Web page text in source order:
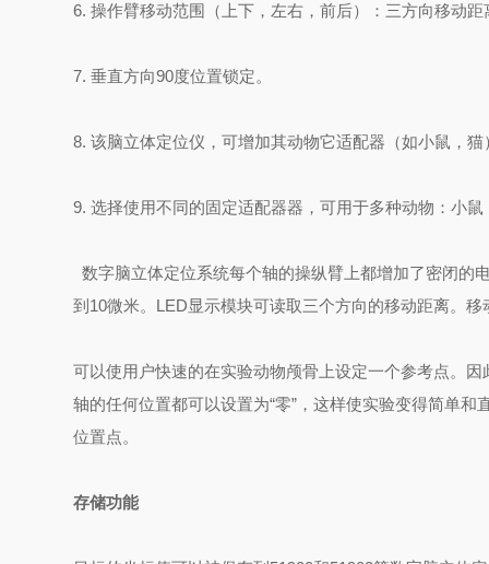
6. 操作臂移动范围（上下，左右，前后）：三方向移动距
7. 垂直方向90度位置锁定。
8. 该脑立体定位仪，可增加其动物它适配器（如小鼠，
9. 选择使用不同的固定适配器器，可用于多种动物：小
数字脑立体定位系统每个轴的操纵臂上都增加了密闭的
到10微米。LED显示模块可读取三个方向的移动距离。
可以使用户快速的在实验动物颅骨上设定一个参考点。
轴的任何位置都可以设置为“零”，这样使实验变得简单和
位置点。
存储功能